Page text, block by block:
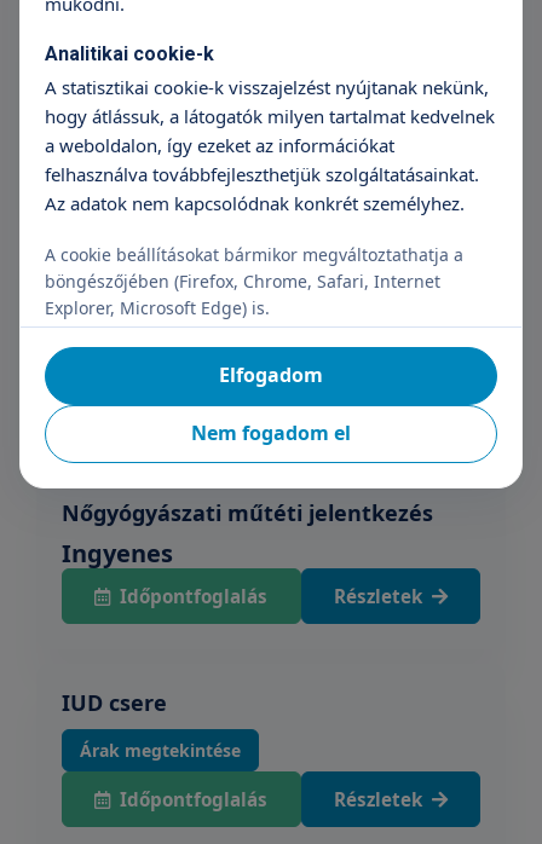
időben, sürgősségi gyógyszer)
34 990 Ft
+36 70 659 88 88 Részletek
Receptírás vizsgálat nélkül (rendelési
időben, rendszeresen szedett
gyógyszer)
+36 70 659 88 88 Részletek
Nőgyógyászati műtéti jelentkezés
Ingyenes
Időpontfoglalás Részletek
IUD csere
Árak megtekintése
Időpontfoglalás Részletek
Analitikai cookie-k
A statisztikai cookie-k visszajelzést nyújtanak nekünk,
hogy átlássuk, a látogatók milyen tartalmat kedvelnek
a weboldalon, így ezeket az információkat
felhasználva továbbfejleszthetjük szolgáltatásainkat.
Az adatok nem kapcsolódnak konkrét személyhez.
A cookie beállításokat bármikor megváltoztathatja a
böngészőjében (Firefox, Chrome, Safari, Internet
Explorer, Microsoft Edge) is.
Nem fogadom el
Elfogadom